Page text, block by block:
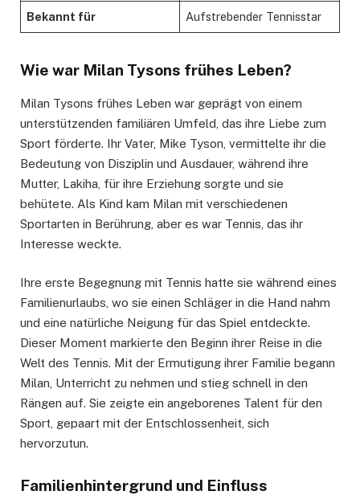
Bekannt für Aufstrebender Tennisstar
Wie war Milan Tysons frühes Leben?
Milan Tysons frühes Leben war geprägt von einem
unterstützenden familiären Umfeld, das ihre Liebe zum
Sport förderte. Ihr Vater, Mike Tyson, vermittelte ihr die
Bedeutung von Disziplin und Ausdauer, während ihre
Mutter, Lakiha, für ihre Erziehung sorgte und sie
behütete. Als Kind kam Milan mit verschiedenen
Sportarten in Berührung, aber es war Tennis, das ihr
Interesse weckte.
Ihre erste Begegnung mit Tennis hatte sie während eines
Familienurlaubs, wo sie einen Schläger in die Hand nahm
und eine natürliche Neigung für das Spiel entdeckte.
Dieser Moment markierte den Beginn ihrer Reise in die
Welt des Tennis. Mit der Ermutigung ihrer Familie begann
Milan, Unterricht zu nehmen und stieg schnell in den
Rängen auf. Sie zeigte ein angeborenes Talent für den
Sport, gepaart mit der Entschlossenheit, sich
hervorzutun.
Familienhintergrund und Einfluss